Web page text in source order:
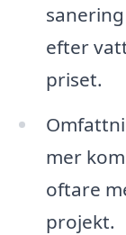
efter
priset.
mer
oftare
projekt.